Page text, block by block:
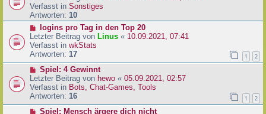
i
t
r
a
g
u
e
r
B
e
i
t
a
g
Verfasst in Sonstiges
Antworten: 10
N
e
u
e
r
B
e
i
t
r
logins pro Tag in den Top 20
Letzter Beitrag von Linus « 10.09.2021, 07:41
Verfasst in wkStats
Antworten: 17 1 2
N
e
u
e
r
Spiel: 4 Gewinnt
Letzter Beitrag von hewo « 05.09.2021, 02:57
Verfasst in Bots, Chat-Games, Tools
Antworten: 16 1 2
NSpiel: Mensch ärgere dich nicht